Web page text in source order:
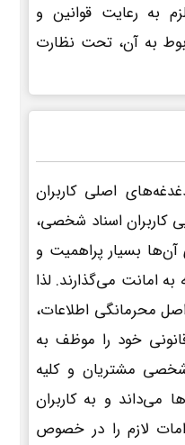
به رعایت قوانین و
به آن، تحت نظارت
اصلی کاربران
کاربران اسناد شخصی،
آن‌ها بسیار پراهمیت و
امانت می‌گذارند. لذا
محرمانگی اطلاعات،
خود را موظف به
مشتریان و کلیه
می‌داند و به کاربران
لازم را در خصوص